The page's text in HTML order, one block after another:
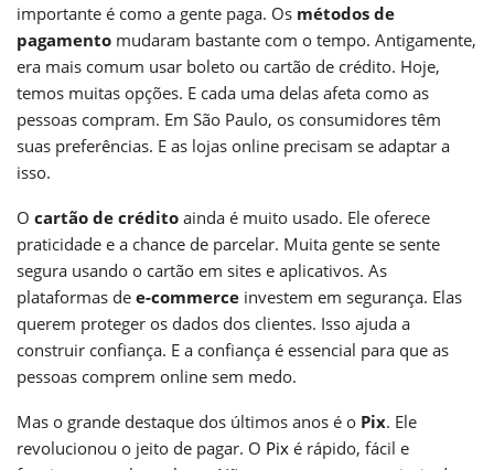
importante é como a gente paga. Os métodos de
pagamento mudaram bastante com o tempo. Antigamente,
era mais comum usar boleto ou cartão de crédito. Hoje,
temos muitas opções. E cada uma delas afeta como as
pessoas compram. Em São Paulo, os consumidores têm
suas preferências. E as lojas online precisam se adaptar a
isso.
O cartão de crédito ainda é muito usado. Ele oferece
praticidade e a chance de parcelar. Muita gente se sente
segura usando o cartão em sites e aplicativos. As
plataformas de e-commerce investem em segurança. Elas
querem proteger os dados dos clientes. Isso ajuda a
construir confiança. E a confiança é essencial para que as
pessoas comprem online sem medo.
Mas o grande destaque dos últimos anos é o Pix. Ele
revolucionou o jeito de pagar. O Pix é rápido, fácil e